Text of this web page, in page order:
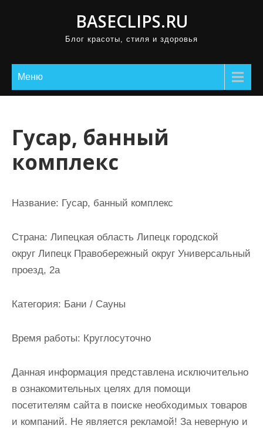
BASECLIPS.RU
Блог красоты, стиля и здоровья
Меню
Гусар, банный
комплекс
Название: Гусар, банный комплекс
Страна: Липецкая область Липецк городской
округ Липецк Правобережный округ Универсальный
проезд, 2а
Категория: Бани / Сауны
Время работы: Круглосуточно
Данная информация представлена исключительно
в ознакомительных целях для помощи
посетителям сайта в поиске необходимых товаров
и компаний. Не является рекламой! За неверную и